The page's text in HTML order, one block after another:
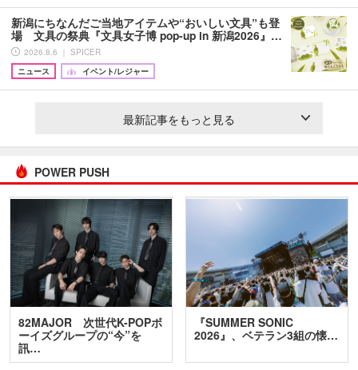
新潟にちなんだご当地アイテムや“おいしい文具”も登
場 文具の祭典『文具女子博 pop-up in 新潟2026』…
2026.8.6 ｜ SPICER
ニュース
イベント/レジャー
最新記事をもっと見る
POWER PUSH
82MAJOR 次世代K-POPボ
ーイズグループの“今”を
訊…
『SUMMER SONIC
2026』、ベテラン3組の懐…